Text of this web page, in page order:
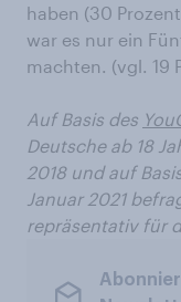
haben (30
war es nur ein
machten. (vgl. 19
Auf Basis des
Deutsche ab 18
2018 und auf
Januar 2021
repräsentativ für